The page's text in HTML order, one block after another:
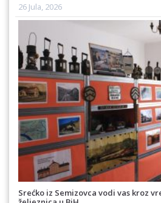
26 Jula, 2026
Srećko iz Semizovca vodi vas kroz